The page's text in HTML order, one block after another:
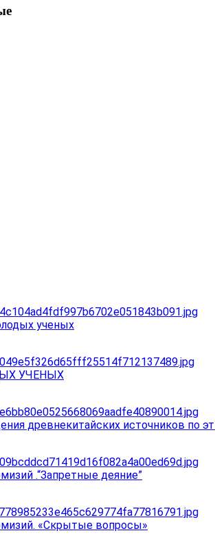
ученых
УЧЕНЫХ
древнекитайских источников по
.“Запретные деяние”
«Скрытые вопросы»